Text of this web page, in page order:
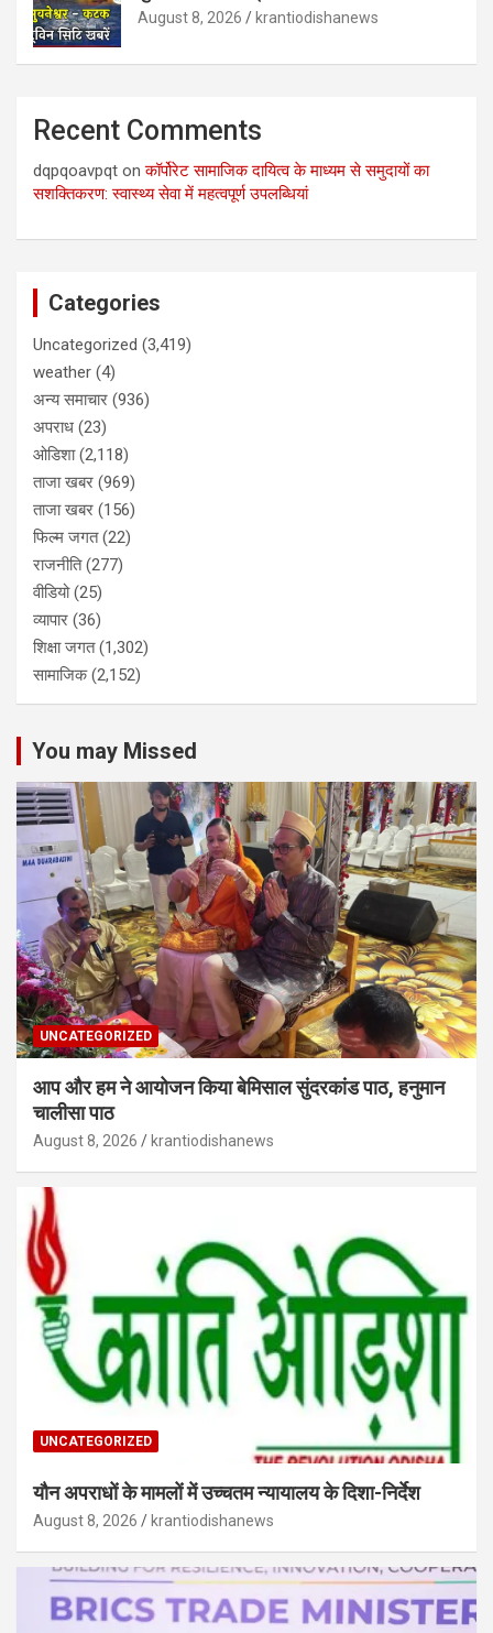
August 8, 2026 krantiodishanews
Recent Comments
dqpqoavpqt onकॉर्पोरेट सामाजिक दायित्व के माध्यम से समुदायों का
सशक्तिकरण: स्वास्थ्य सेवा में महत्वपूर्ण उपलब्धियां
Categories
Uncategorized (3,419)
weather (4)
अन्य समाचार (936)
अपराध (23)
ओडिशा(2,118)
ताजा खबर (969)
ताजा खबर (156)
फिल्म जगत(22)
राजनीति(277)
वीडियो(25)
व्यापार (36)
शिक्षा जगत(1,302)
सामाजिक(2,152)
You may Missed
UNCATEGORIZED
आप और हम ने आयोजन किया बेमिसाल सुंदरकांड पाठ, हनुमान
चालीसा पाठ
August 8, 2026 krantiodishanews
UNCATEGORIZED
यौन अपराधों के मामलों में उच्चतम न्यायालय के दिशा-निर्देश
August 8, 2026 krantiodishanews